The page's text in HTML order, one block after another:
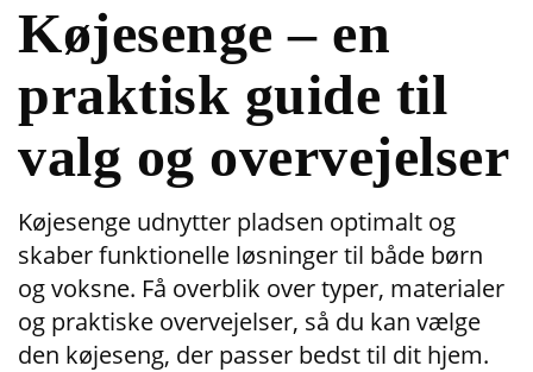
Køjesenge – en
praktisk guide til
valg og overvejelser
Køjesenge udnytter pladsen optimalt og
skaber funktionelle løsninger til både børn
og voksne. Få overblik over typer, materialer
og praktiske overvejelser, så du kan vælge
den køjeseng, der passer bedst til dit hjem.